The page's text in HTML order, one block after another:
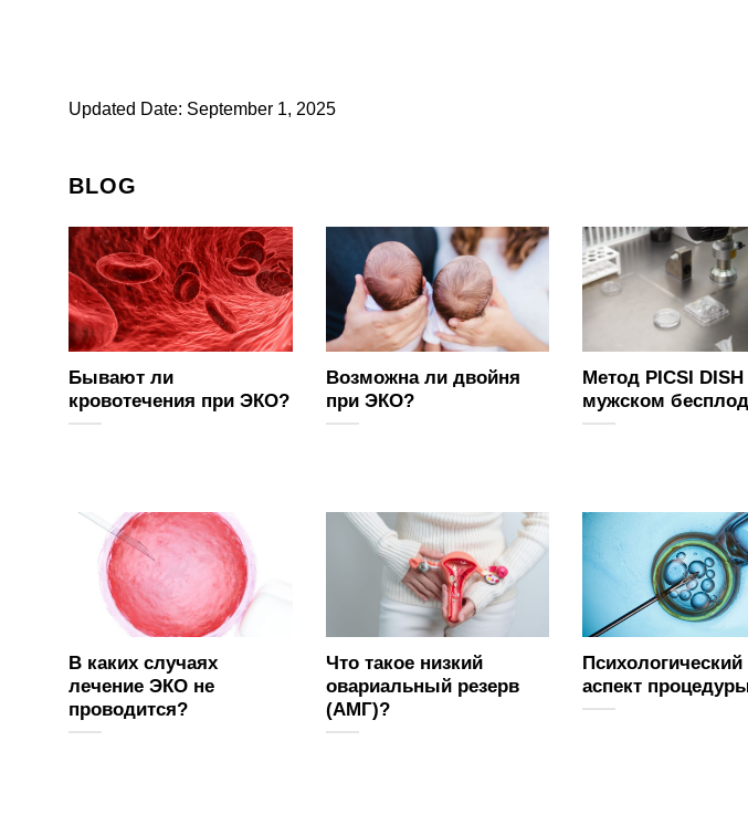
Updated Date: September 1, 2025
BLOG
Бывают ли
кровотечения при ЭКО?
Возможна ли двойня
при ЭКО?
Метод PICSI
мужском
В каких случаях
лечение ЭКО не
проводится?
Что такое низкий
овариальный резерв
(АМГ)?
Психологический
аспект